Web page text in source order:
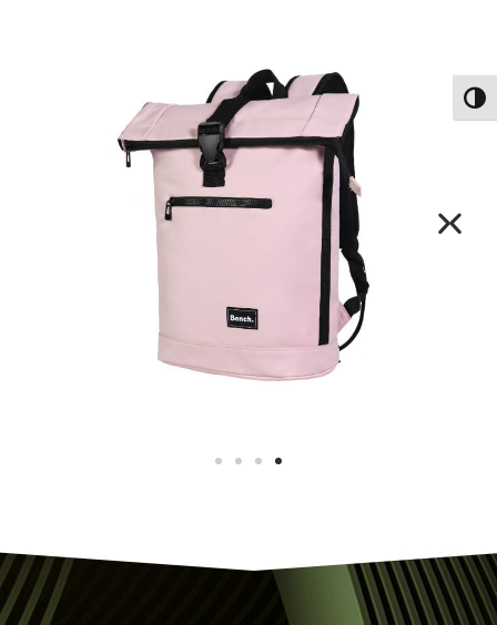
הפעל/כבה ניגודיות גבוהה